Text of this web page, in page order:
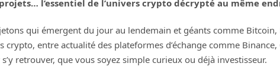
l’essentiel de l’univers crypto décrypté au même
qui émergent du jour au lendemain et géants comme
entre actualité des plateformes d’échange comme Binance,
retrouver, que vous soyez simple curieux ou déjà investisseur.